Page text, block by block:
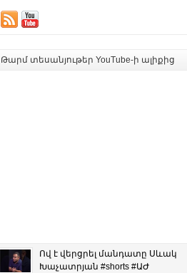
Թարմ տեսանյութեր YouTube-ի ալիքից
Ով է վերցրել մանդատը Սևակ
Խաչատրյան #shorts #ԱԺ